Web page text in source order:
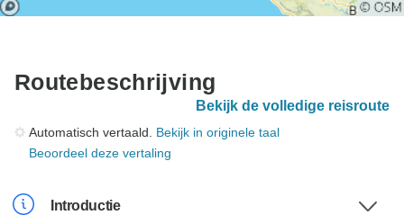
Routebeschrijving
Bekijk de volledige reisroute
Automatisch vertaald. Bekijk in originele taal
Beoordeel deze vertaling
Introductie